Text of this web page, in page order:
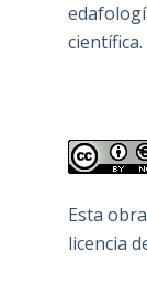
científica.
Esta
licencia